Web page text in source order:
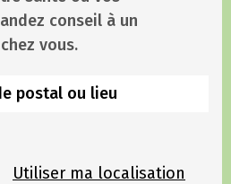
conseil à un
vous.
Utiliser ma localisation